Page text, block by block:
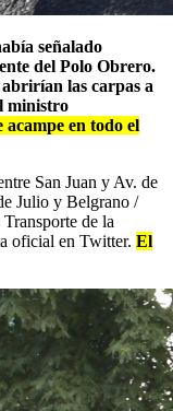
señalado
del Polo Obrero.
las carpas a
ministro
en todo el
San Juan y Av. de
Julio y Belgrano /
de la
oficial en Twitter. El